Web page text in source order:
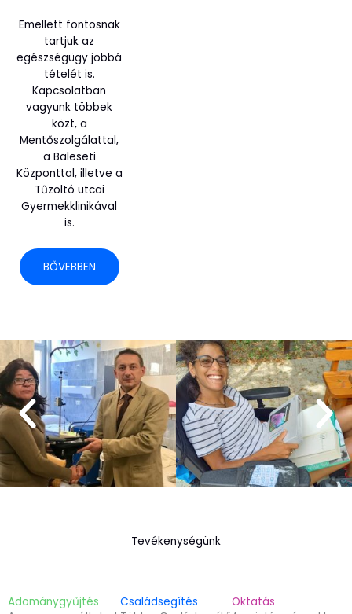
Emellett fontosnak
tartjuk az
egészségügy jobbá
tételét is.
Kapcsolatban
vagyunk többek
közt, a
Mentőszolgálattal,
a Baleseti
Központtal, illetve a
Tűzoltó utcai
Gyermekklinikával
is.
BŐVEBBEN
Tevékenységünk
Adománygyűjtés
Családsegítés
Oktatás